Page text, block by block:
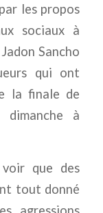
les propos
sociaux à
Sancho
qui ont
la finale de
à
que des
tout donné